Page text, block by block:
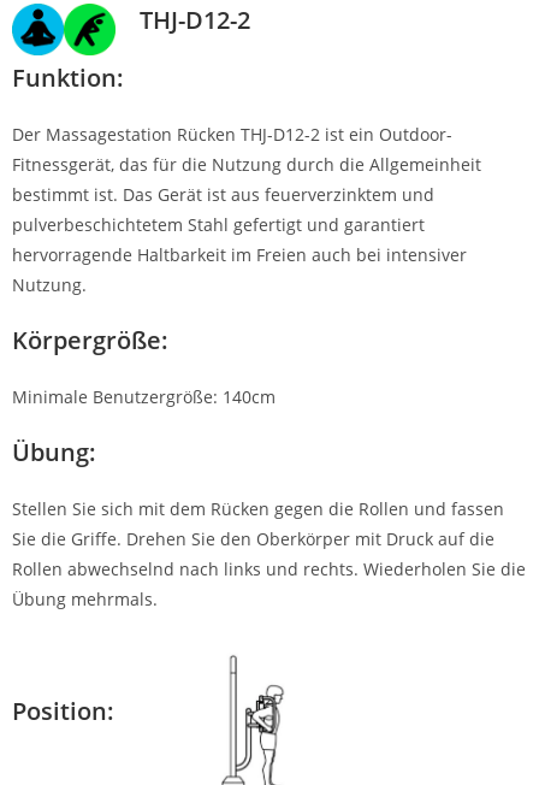
THJ-D12-2
Funktion:
Der Massagestation Rücken THJ-D12-2 ist ein Outdoor-
Fitnessgerät, das für die Nutzung durch die Allgemeinheit
bestimmt ist. Das Gerät ist aus feuerverzinktem und
pulverbeschichtetem Stahl gefertigt und garantiert
hervorragende Haltbarkeit im Freien auch bei intensiver
Nutzung.
Körpergröße:
Minimale Benutzergröße: 140cm
Übung:
Stellen Sie sich mit dem Rücken gegen die Rollen und fassen
Sie die Griffe. Drehen Sie den Oberkörper mit Druck auf die
Rollen abwechselnd nach links und rechts. Wiederholen Sie die
Übung mehrmals.
Position: